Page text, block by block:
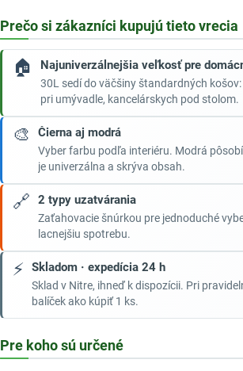
Prečo si zákazníci kupujú tieto vrecia
🏠 Najuniverzálnejšia veľkosť pre
30L sedí do väčšiny štandardných
pri umývadle, kancelárskych pod stolom.
🎨 Čierna aj modrá
Vyber farbu podľa interiéru. Modrá
je univerzálna a skrýva obsah.
🔗 2 typy uzatvárania
Zaťahovacie šnúrkou pre jednoduché
lacnejšiu spotrebu.
⚡ Skladom · expedícia 24 h
Sklad v Nitre, ihneď k dispozícii. Pri
balíček ako kúpiť 1 ks.
Pre koho sú určené